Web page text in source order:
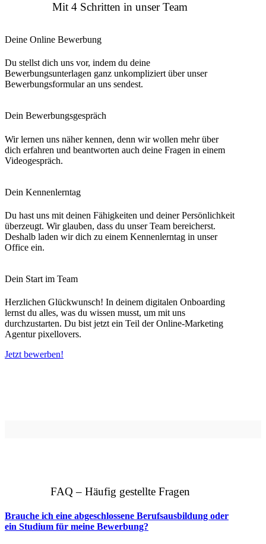
Mit 4 Schritten in unser Team
Deine Online Bewerbung
Du stellst dich uns vor, indem du deine
Bewerbungsunterlagen ganz unkompliziert über unser
Bewerbungsformular an uns sendest.
Dein Bewerbungs­gespräch
Wir lernen uns näher kennen, denn wir wollen mehr über
dich erfahren und beantworten auch deine Fragen in einem
Videogespräch.
Dein Kennenlerntag
Du hast uns mit deinen Fähigkeiten und deiner Persönlichkeit
überzeugt. Wir glauben, dass du unser Team bereicherst.
Deshalb laden wir dich zu einem Kennenlerntag in unser
Office ein.
Dein Start im Team
Herzlichen Glückwunsch! In deinem digitalen Onboarding
lernst du alles, was du wissen musst, um mit uns
durchzustarten. Du bist jetzt ein Teil der Online-Marketing
Agentur pixellovers.
Jetzt bewerben!
FAQ – Häufig gestellte Fragen
Brauche ich eine abgeschlossene Berufsausbildung oder
ein Studium für meine Bewerbung?